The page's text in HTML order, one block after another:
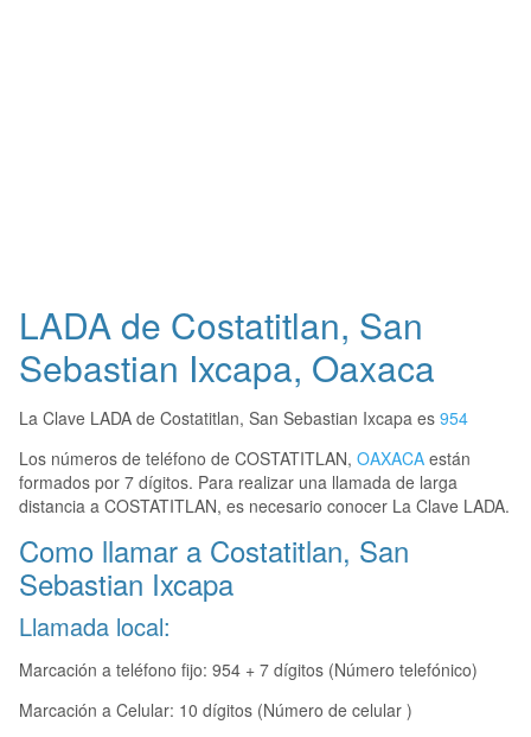
LADA de Costatitlan, San
Sebastian Ixcapa, Oaxaca
La Clave LADA de Costatitlan, San Sebastian Ixcapa es 954
Los números de teléfono de COSTATITLAN, OAXACA están
formados por 7 dígitos. Para realizar una llamada de larga
distancia a COSTATITLAN, es necesario conocer La Clave LADA.
Como llamar a Costatitlan, San
Sebastian Ixcapa
Llamada local:
Marcación a teléfono fijo: 954 + 7 dígitos (Número telefónico)
Marcación a Celular: 10 dígitos (Número de celular )